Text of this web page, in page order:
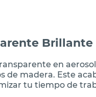
Brillante
en
de madera. Este
tu tiempo de